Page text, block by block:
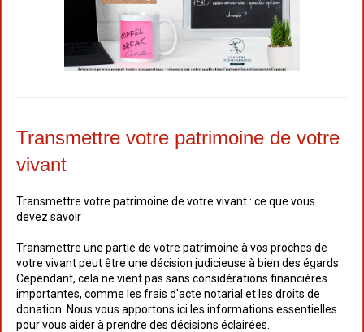
Transmettre votre patrimoine de votre
vivant
Transmettre votre patrimoine de votre vivant : ce que vous
devez savoir
Transmettre une partie de votre patrimoine à vos proches de
votre vivant peut être une décision judicieuse à bien des égards.
Cependant, cela ne vient pas sans considérations financières
importantes, comme les frais d'acte notarial et les droits de
donation. Nous vous apportons ici les informations essentielles
pour vous aider à prendre des décisions éclairées.